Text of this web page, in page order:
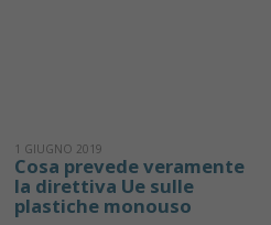
1 GIUGNO 2019
Cosa prevede veramente
la direttiva Ue sulle
plastiche monouso